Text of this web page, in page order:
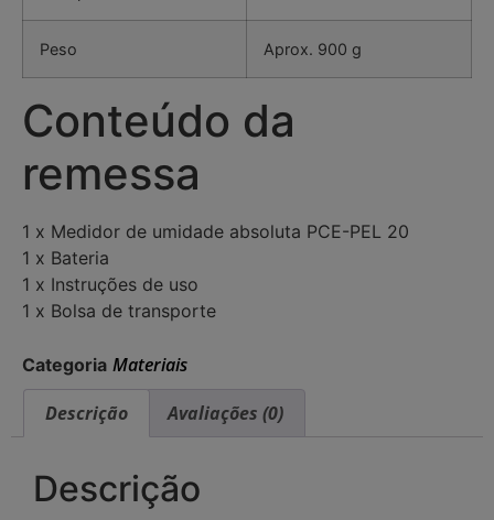
Peso Aprox. 900 g
Conteúdo da
remessa
1 x Medidor de umidade absoluta PCE-PEL 20
1 x Bateria
1 x Instruções de uso
1 x Bolsa de transporte
Categoria Materiais
Descrição
Avaliações (0)
Descrição